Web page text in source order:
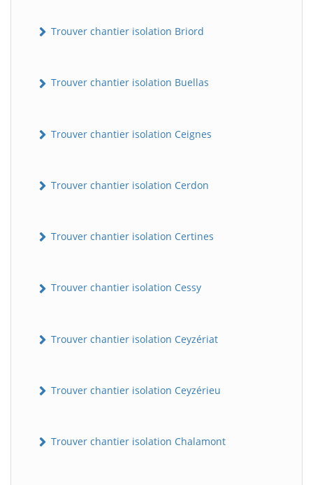
Trouver chantier isolation Briord
Trouver chantier isolation Buellas
Trouver chantier isolation Ceignes
Trouver chantier isolation Cerdon
Trouver chantier isolation Certines
Trouver chantier isolation Cessy
Trouver chantier isolation Ceyzériat
Trouver chantier isolation Ceyzérieu
Trouver chantier isolation Chalamont